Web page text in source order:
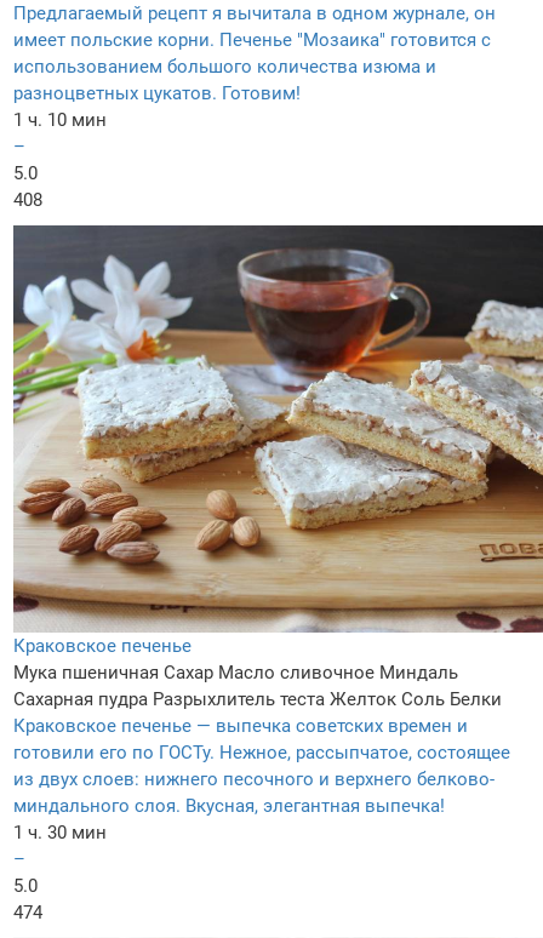
Предлагаемый рецепт я вычитала в одном журнале, он
имеет польские корни. Печенье "Мозаика" готовится с
использованием большого количества изюма и
разноцветных цукатов. Готовим!
1 ч. 10 мин
–
5.0
408
Краковское печенье
Мука пшеничная Сахар Масло сливочное Миндаль
Сахарная пудра Разрыхлитель теста Желток Соль Белки
Краковское печенье — выпечка советских времен и
готовили его по ГОСТу. Нежное, рассыпчатое, состоящее
из двух слоев: нижнего песочного и верхнего белково-
миндального слоя. Вкусная, элегантная выпечка!
1 ч. 30 мин
–
5.0
474